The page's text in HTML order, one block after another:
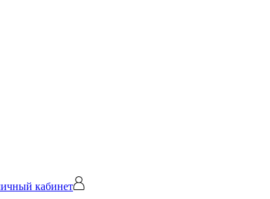
кабинет